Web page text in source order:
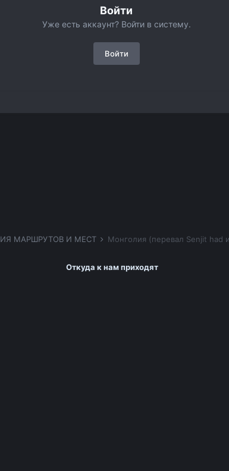
Войти
Уже есть аккаунт? Войти в систему.
Войти
МАРШРУТОВ И МЕСТ Монголия (перевал Senjit had
Откуда к нам приходят